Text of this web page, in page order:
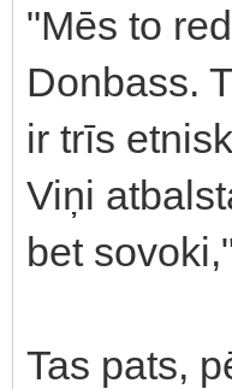
"Mēs to
Donbass.
ir trīs
Viņi
bet
Tas pats,